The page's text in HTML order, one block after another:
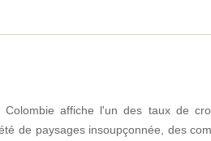
affiche l'un des taux de
de paysages insoupçonnée, des